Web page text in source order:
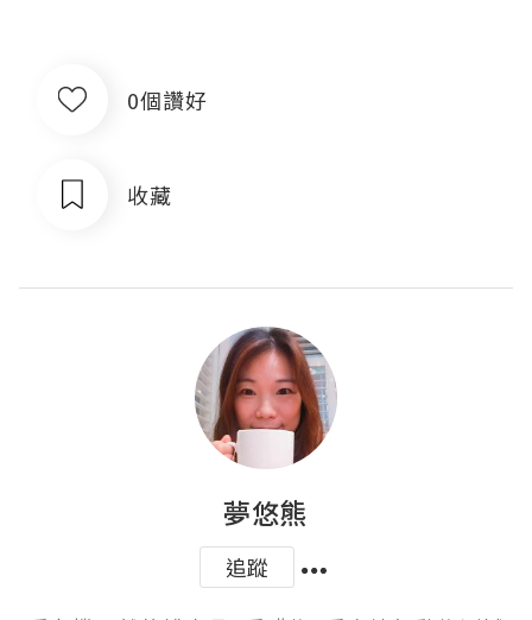
0個讚好
收藏
夢悠熊
追蹤